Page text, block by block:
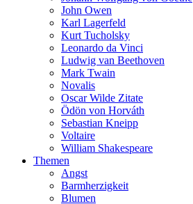
John Owen
Karl Lagerfeld
Kurt Tucholsky
Leonardo da Vinci
Ludwig van Beethoven
Mark Twain
Novalis
Oscar Wilde Zitate
Ödön von Horváth
Sebastian Kneipp
Voltaire
William Shakespeare
Themen
Angst
Barmherzigkeit
Blumen